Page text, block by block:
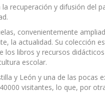
recuperación y difusión del
convenientemente
la actualidad. Su colección
libros y recursos
escolar.
y León y una de las pocas
visitantes, lo que, por